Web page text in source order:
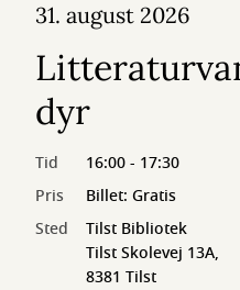
31. august 2026
dyr
Tid
16:00 - 17:30
Pris
Billet: Gratis
Sted
Tilst Bibliotek
Tilst Skolevej 13A,
8381 Tilst